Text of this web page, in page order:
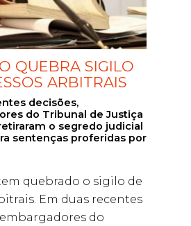
QUEBRA SIGILO
ARBITRAIS
decisões,
do Tribunal de Justiça
o segredo judicial
sentenças proferidas por
quebrado o sigilo de
Em duas recentes
do